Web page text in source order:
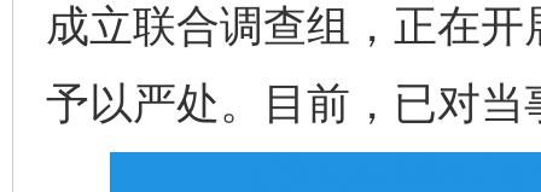
成立联合调查组，正在
予以严处。目前，已对